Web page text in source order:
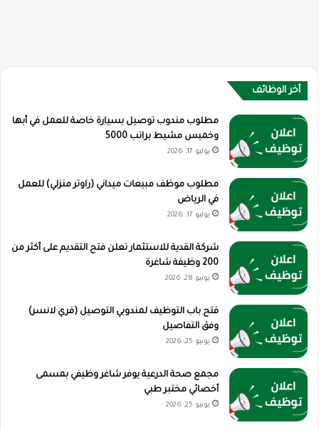
أخر الوظائف
مطلوب مندوب توصيل بسيارة خاصة للعمل في أبها
وخميس مشيط براتب 5000
يوليو 17, 2026
مطلوب موظف مبيعات ميداني (راوتر منزلي) للعمل
في الرياض
يوليو 17, 2026
شركة القدية للاستثمار تعلن فتح التقديم على أكثر من
200 وظيفة شاغرة
يونيو 28, 2026
فتح باب التوظيف لمندوبي التوصيل (فري لانسر)
وفق التفاصيل
يونيو 25, 2026
مجمع صحة الدرعية يوفر شاغر وظيفي بمسمى
أخصائي مختبر طبي
يونيو 25, 2026